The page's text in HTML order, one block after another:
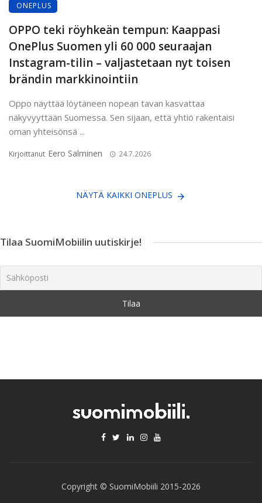
ONEPLUS
OPPO teki röyhkeän tempun: Kaappasi
OnePlus Suomen yli 60 000 seuraajan
Instagram-tilin – valjastetaan nyt toisen
brändin markkinointiin
Oppo näyttää löytäneen nopean tavan kasvattaa
näkyvyyttään Suomessa. Sen sijaan, että yhtiö rakentaisi
oman yhteisönsä ...
Kirjoittanut Eero Salminen 24.7.2026
NÄYTÄ KAIKKI ONEPLUS
Tilaa SuomiMobiilin uutiskirje!
Copyright © SuomiMobiili 2015-2026